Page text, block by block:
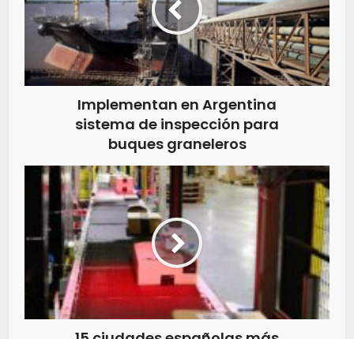
Implementan en Argentina
sistema de inspección para
buques graneleros